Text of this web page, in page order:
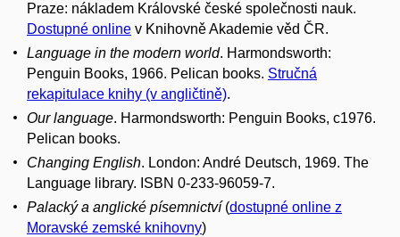
Praze: nákladem Královské české společnosti nauk.
Dostupné online v Knihovně Akademie věd ČR.
Language in the modern world. Harmondsworth:
Penguin Books, 1966. Pelican books. Stručná
rekapitulace knihy (v angličtině).
Our language. Harmondsworth: Penguin Books, c1976.
Pelican books.
Changing English. London: André Deutsch, 1969. The
Language library. ISBN 0-233-96059-7.
Palacký a anglické písemnictví(dostupné online z
Moravské zemské knihovny)